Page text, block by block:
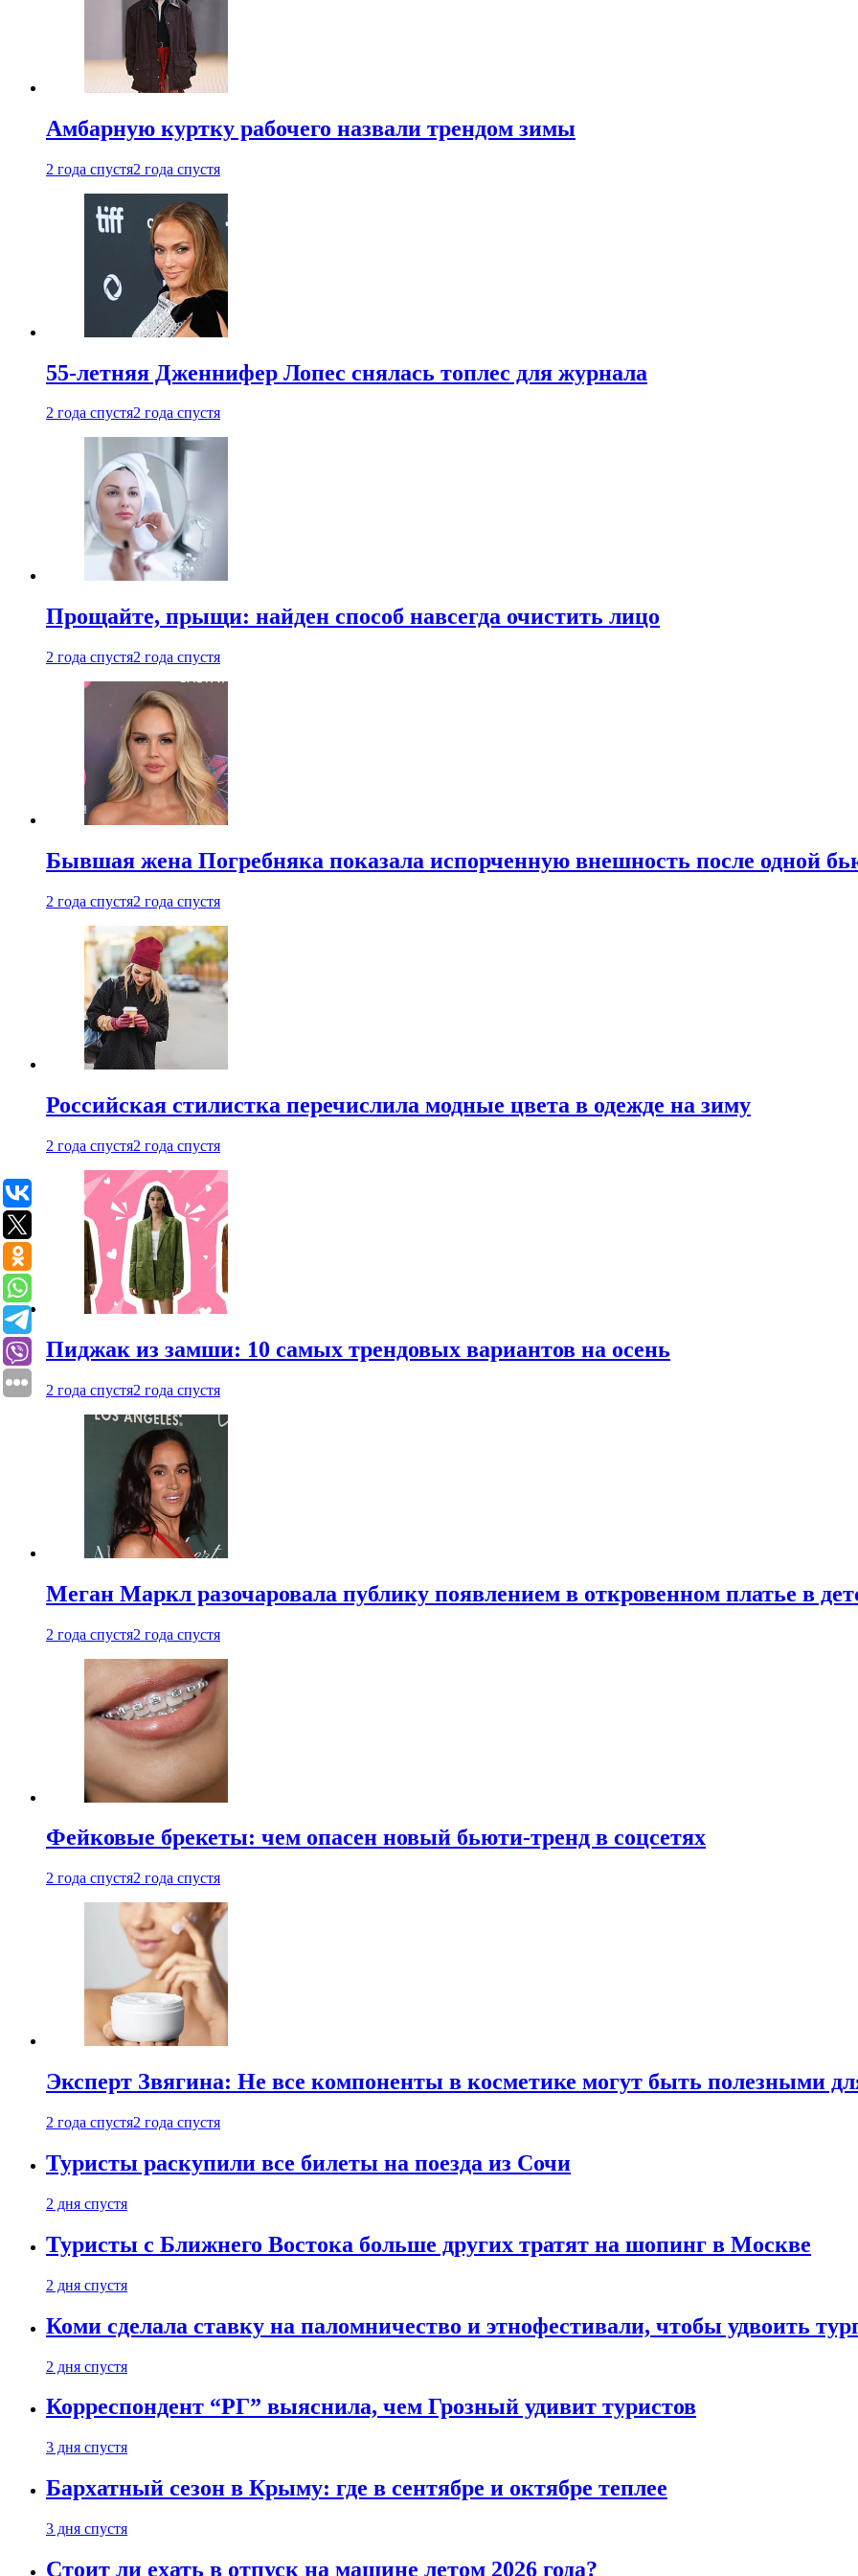
Амбарную куртку рабочего назвали трендом зимы
2 года спустя2 года спустя
55-летняя Дженнифер Лопес снялась топлес для журнала
2 года спустя2 года спустя
Прощайте, прыщи: найден способ навсегда очистить лицо
2 года спустя2 года спустя
Бывшая жена Погребняка показала испорченную внешность после одной
2 года спустя2 года спустя
Российская стилистка перечислила модные цвета в одежде на зиму
2 года спустя2 года спустя
Пиджак из замши: 10 самых трендовых вариантов на осень
2 года спустя2 года спустя
Меган Маркл разочаровала публику появлением в откровенном платье в
2 года спустя2 года спустя
Фейковые брекеты: чем опасен новый бьюти-тренд в соцсетях
2 года спустя2 года спустя
Эксперт Звягина: Не все компоненты в косметике могут быть полезными
2 года спустя2 года спустя
Туристы раскупили все билеты на поезда из Сочи
2 дня спустя
Туристы с Ближнего Востока больше других тратят на шопинг в Москве
2 дня спустя
Коми сделала ставку на паломничество и этнофестивали, чтобы удвоить
2 дня спустя
Корреспондент “РГ” выяснила, чем Грозный удивит туристов
3 дня спустя
Бархатный сезон в Крыму: где в сентябре и октябре теплее
3 дня спустя
Стоит ли ехать в отпуск на машине летом 2026 года?